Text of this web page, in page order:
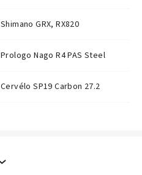
Shimano GRX, RX820
Prologo Nago R4 PAS Steel
Cervélo SP19 Carbon 27.2